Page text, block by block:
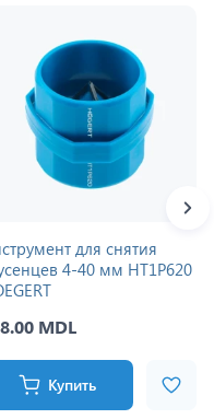
для снятия
4-40 мм HT1P620
MDL
Купить